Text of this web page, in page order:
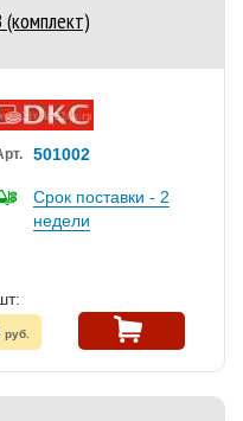
(комплект)
501002
Срок поставки - 2
недели
руб.